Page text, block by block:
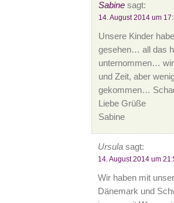
Sabinesagt:
14. August 2014 um
Unsere Kinder
gesehen… all das
unternommen… wir
und Zeit, aber
gekommen…
Liebe Grüße
Sabine
Ursulasagt:
14. August 2014 um
Wir haben mit
Dänemark und